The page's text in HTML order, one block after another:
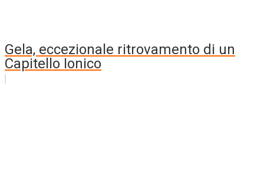
Gela, eccezionale ritrovamento di un
Capitello Ionico